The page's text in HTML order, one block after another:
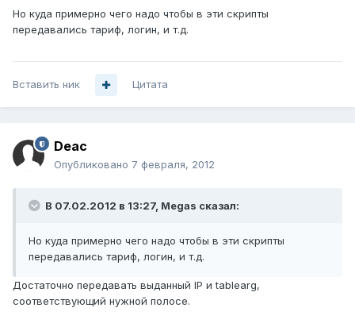
Но куда примерно чего надо чтобы в эти скрипты
передавались тариф, логин, и т.д.
Вставить ник Цитата
Deac
Опубликовано 7 февраля, 2012
В 07.02.2012 в 13:27, Megas сказал:
Но куда примерно чего надо чтобы в эти скрипты
передавались тариф, логин, и т.д.
Достаточно передавать выданный IP и tablearg,
соответствующий нужной полосе.